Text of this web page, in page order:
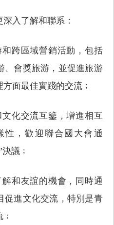
入了解和聯系：
跨區域營銷活動，包括
、會獎旅游，並促進旅游
面最佳實踐的交流﹔
化交流互鑒，增進相互
性，歡迎聯合國大會通
議﹔
和友誼的機會，同時通
促進文化交流，特別是青